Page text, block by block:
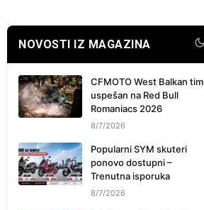
NOVOSTI IZ MAGAZINA
CFMOTO West Balkan tim
uspešan na Red Bull
Romaniacs 2026
8/7/2026
Popularni SYM skuteri
ponovo dostupni –
Trenutna isporuka
8/7/2026